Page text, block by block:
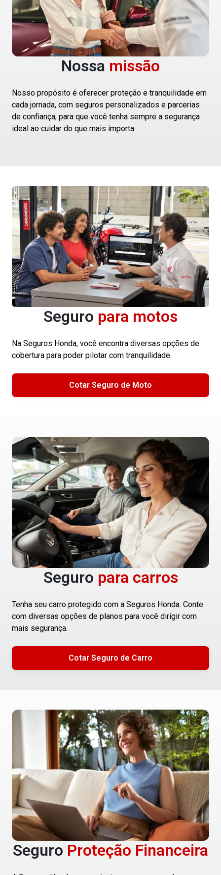
Nossa missão
Nosso propósito é oferecer proteção e tranquilidade em
cada jornada, com seguros personalizados e parcerias
de confiança, para que você tenha sempre a segurança
ideal ao cuidar do que mais importa.
Seguro para motos
Na Seguros Honda, você encontra diversas opções de
cobertura para poder pilotar com tranquilidade.
Cotar Seguro de Moto
Seguro para carros
Tenha seu carro protegido com a Seguros Honda. Conte
com diversas opções de planos para você dirigir com
mais segurança.
Cotar Seguro de Carro
Seguro Proteção Financeira